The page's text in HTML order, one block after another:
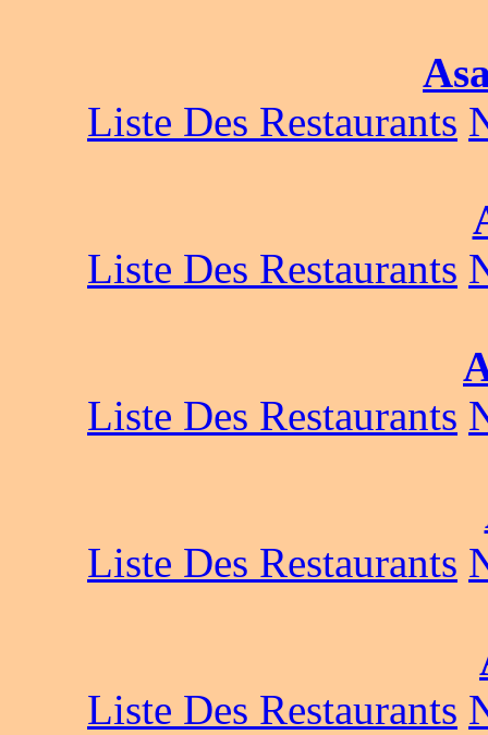
Liste Des Restaurants
Liste Des Restaurants
Liste Des Restaurants
Liste Des Restaurants
Liste Des Restaurants